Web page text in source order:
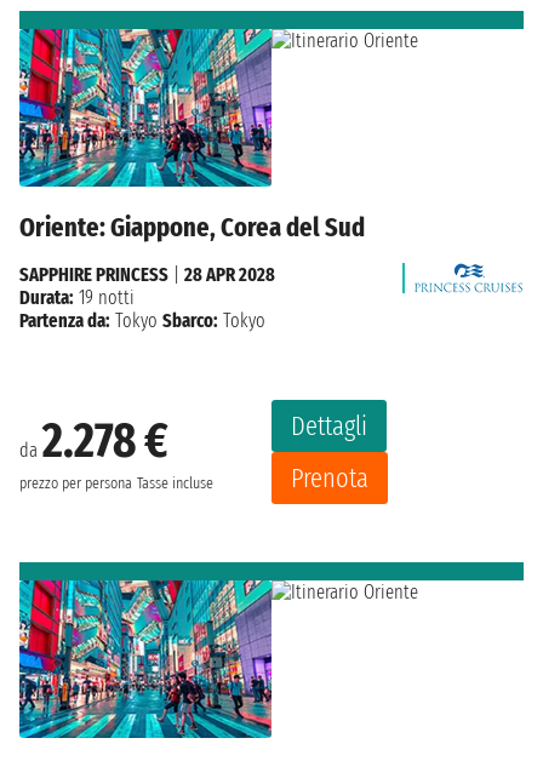
Oriente: Giappone, Corea del Sud
da 2.278 €
prezzo per persona Tasse incluse
Dettagli
Prenota
SAPPHIRE PRINCESS
28 APR 2028
Durata: 19 notti
Partenza da: Tokyo Sbarco: Tokyo